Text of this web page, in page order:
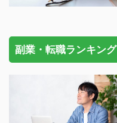
副業・転職ランキング